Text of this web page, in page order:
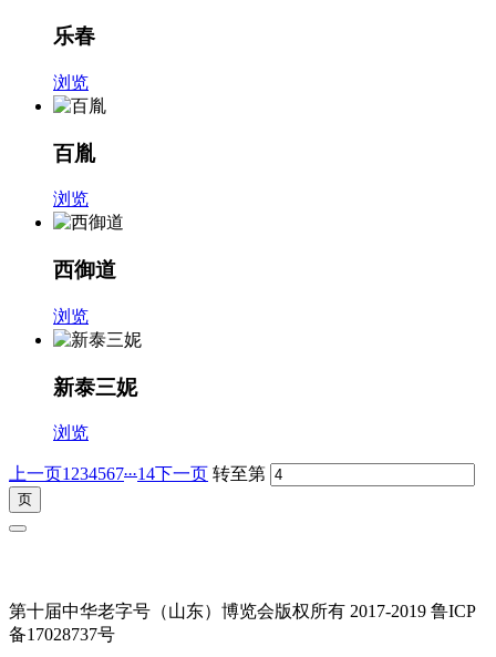
乐春
浏览
百胤
浏览
西御道
浏览
新泰三妮
浏览
上一页1 234567...14下一页 转至第
第十届中华老字号（山东）博览会版权所有 2017-2019 鲁ICP
备17028737号